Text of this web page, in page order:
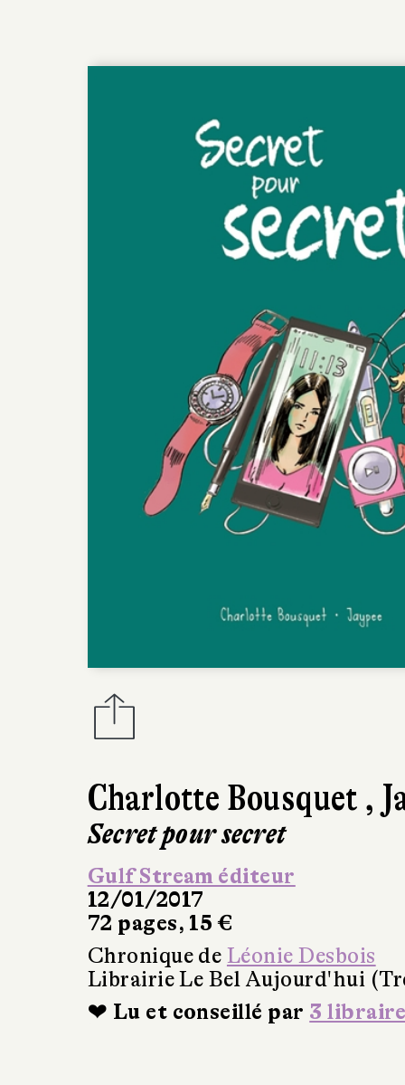
Charlotte Bousquet ,
Secret pour secret
Gulf Stream éditeur
12/01/2017
72 pages, 15 €
Chronique de Léonie Desbois
Librairie Le Bel Aujourd'hui
❤ Lu et conseillé par 3